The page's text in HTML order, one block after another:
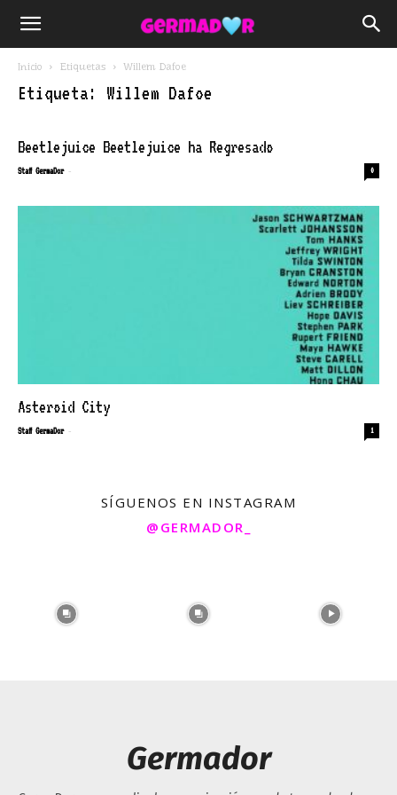
Inicio Etiquetas Willem Dafoe
Etiqueta: Willem Dafoe
Beetlejuice Beetlejuice ha Regresado
Staff GermaDor - 0
Asteroid City
Staff GermaDor - 1
SÍGUENOS EN INSTAGRAM
@GERMADOR_
Germador